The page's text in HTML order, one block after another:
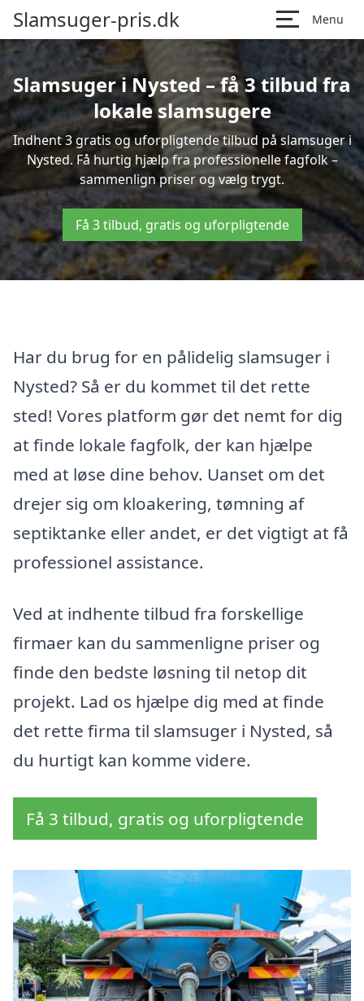
Slamsuger-pris.dk Menu
Slamsuger i Nysted – få 3 tilbud fra
lokale slamsugere
Indhent 3 gratis og uforpligtende tilbud på slamsuger i
Nysted. Få hurtig hjælp fra professionelle fagfolk –
sammenlign priser og vælg trygt.
Få 3 tilbud, gratis og uforpligtende
Har du brug for en pålidelig slamsuger i
Nysted? Så er du kommet til det rette
sted! Vores platform gør det nemt for dig
at finde lokale fagfolk, der kan hjælpe
med at løse dine behov. Uanset om det
drejer sig om kloakering, tømning af
septiktanke eller andet, er det vigtigt at få
professionel assistance.
Ved at indhente tilbud fra forskellige
firmaer kan du sammenligne priser og
finde den bedste løsning til netop dit
projekt. Lad os hjælpe dig med at finde
det rette firma til slamsuger i Nysted, så
du hurtigt kan komme videre.
Få 3 tilbud, gratis og uforpligtende